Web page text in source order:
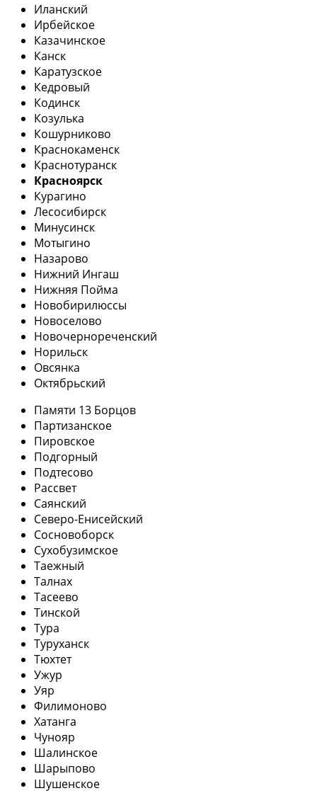
Иланский
Ирбейское
Казачинское
Канск
Каратузское
Кедровый
Кодинск
Козулька
Кошурниково
Краснокаменск
Краснотуранск
Красноярск
Курагино
Лесосибирск
Минусинск
Мотыгино
Назарово
Нижний Ингаш
Нижняя Пойма
Новобирилюссы
Новоселово
Новочернореченский
Норильск
Овсянка
Октябрьский
Памяти 13 Борцов
Партизанское
Пировское
Подгорный
Подтесово
Рассвет
Саянский
Северо-Енисейский
Сосновоборск
Сухобузимское
Таежный
Талнах
Тасеево
Тинской
Тура
Туруханск
Тюхтет
Ужур
Уяр
Филимоново
Хатанга
Чунояр
Шалинское
Шарыпово
Шушенское